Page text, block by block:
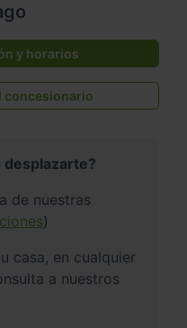
y horarios
concesionario
desplazarte?
de nuestras
)
casa, en cualquier
a nuestros